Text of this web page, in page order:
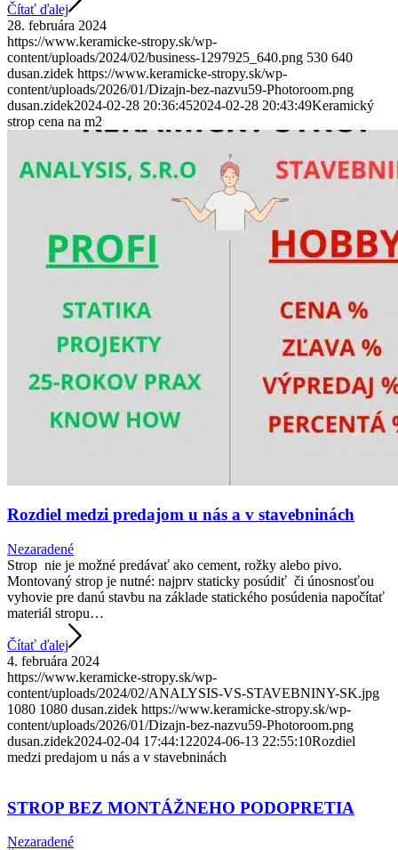
Čítať ďalej
28. februára 2024
https://www.keramicke-stropy.sk/wp-
content/uploads/2024/02/business-1297925_640.png 530 640
dusan.zidek https://www.keramicke-stropy.sk/wp-
content/uploads/2026/01/Dizajn-bez-nazvu59-Photoroom.png
dusan.zidek2024-02-28 20:36:452024-02-28 20:43:49Keramický
strop cena na m2
Rozdiel medzi predajom u nás a v stavebninách
Nezaradené
Strop nie je možné predávať ako cement, rožky alebo pivo.
Montovaný strop je nutné: najprv staticky posúdiť či únosnosťou
vyhovie pre danú stavbu na základe statického posúdenia napočítať
materiál stropu…
Čítať ďalej
4. februára 2024
https://www.keramicke-stropy.sk/wp-
content/uploads/2024/02/ANALYSIS-VS-STAVEBNINY-SK.jpg
1080 1080 dusan.zidek https://www.keramicke-stropy.sk/wp-
content/uploads/2026/01/Dizajn-bez-nazvu59-Photoroom.png
dusan.zidek2024-02-04 17:44:122024-06-13 22:55:10Rozdiel
medzi predajom u nás a v stavebninách
STROP BEZ MONTÁŽNEHO PODOPRETIA
Nezaradené